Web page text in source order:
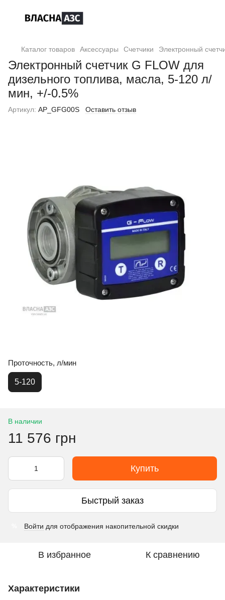
Каталог товаров Аксессуары Счетчики Электронный
Электронный счетчик G FLOW для
дизельного топлива, масла, 5-120 л/
мин, +/-0.5%
Артикул: AP_GFG00S Оставить отзыв
Проточность, л/мин
5-120
В наличии
11 576 грн
Купить
Быстрый заказ
Войти для отображения накопительной скидки
В избранное К сравнению
Характеристики